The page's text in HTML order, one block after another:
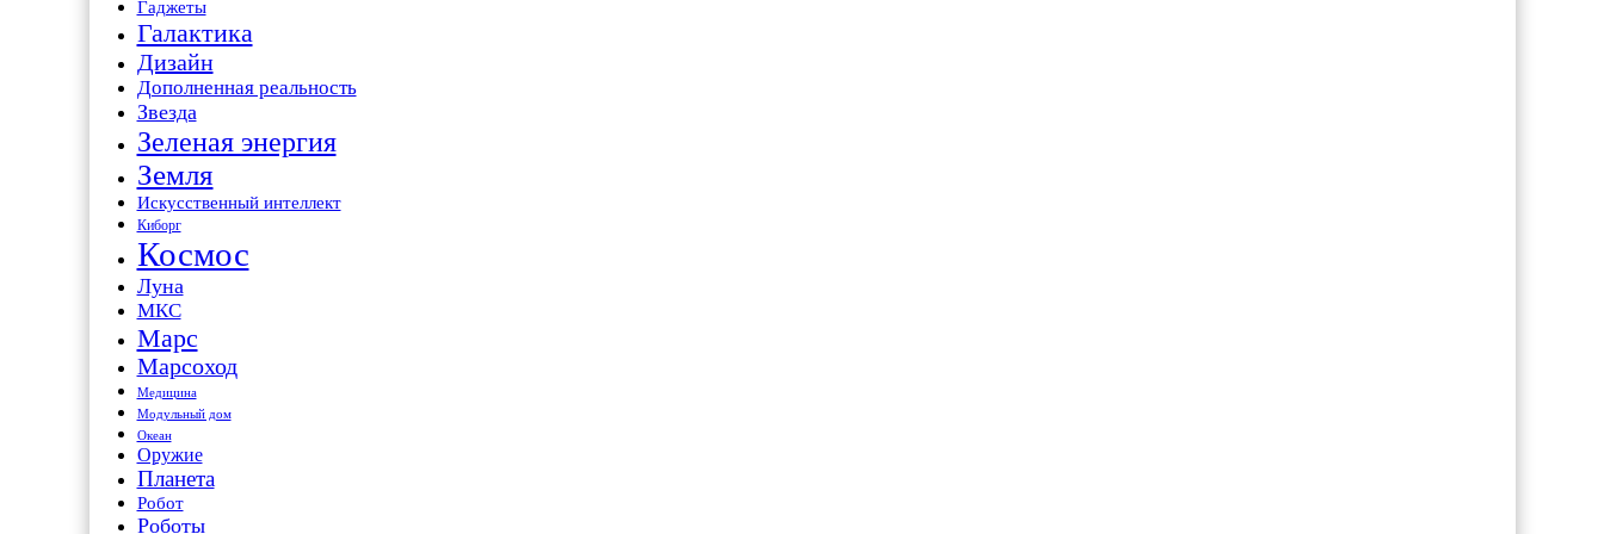
Гаджеты
Галактика
Дизайн
Дополненная реальность
Звезда
Зеленая энергия
Земля
Искусственный интеллект
Киборг
Космос
Луна
МКС
Марс
Марсоход
Медицина
Модульный дом
Океан
Оружие
Планета
Робот
Роботы